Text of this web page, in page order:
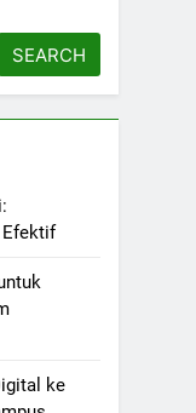
SEARCH
Efektif
ke